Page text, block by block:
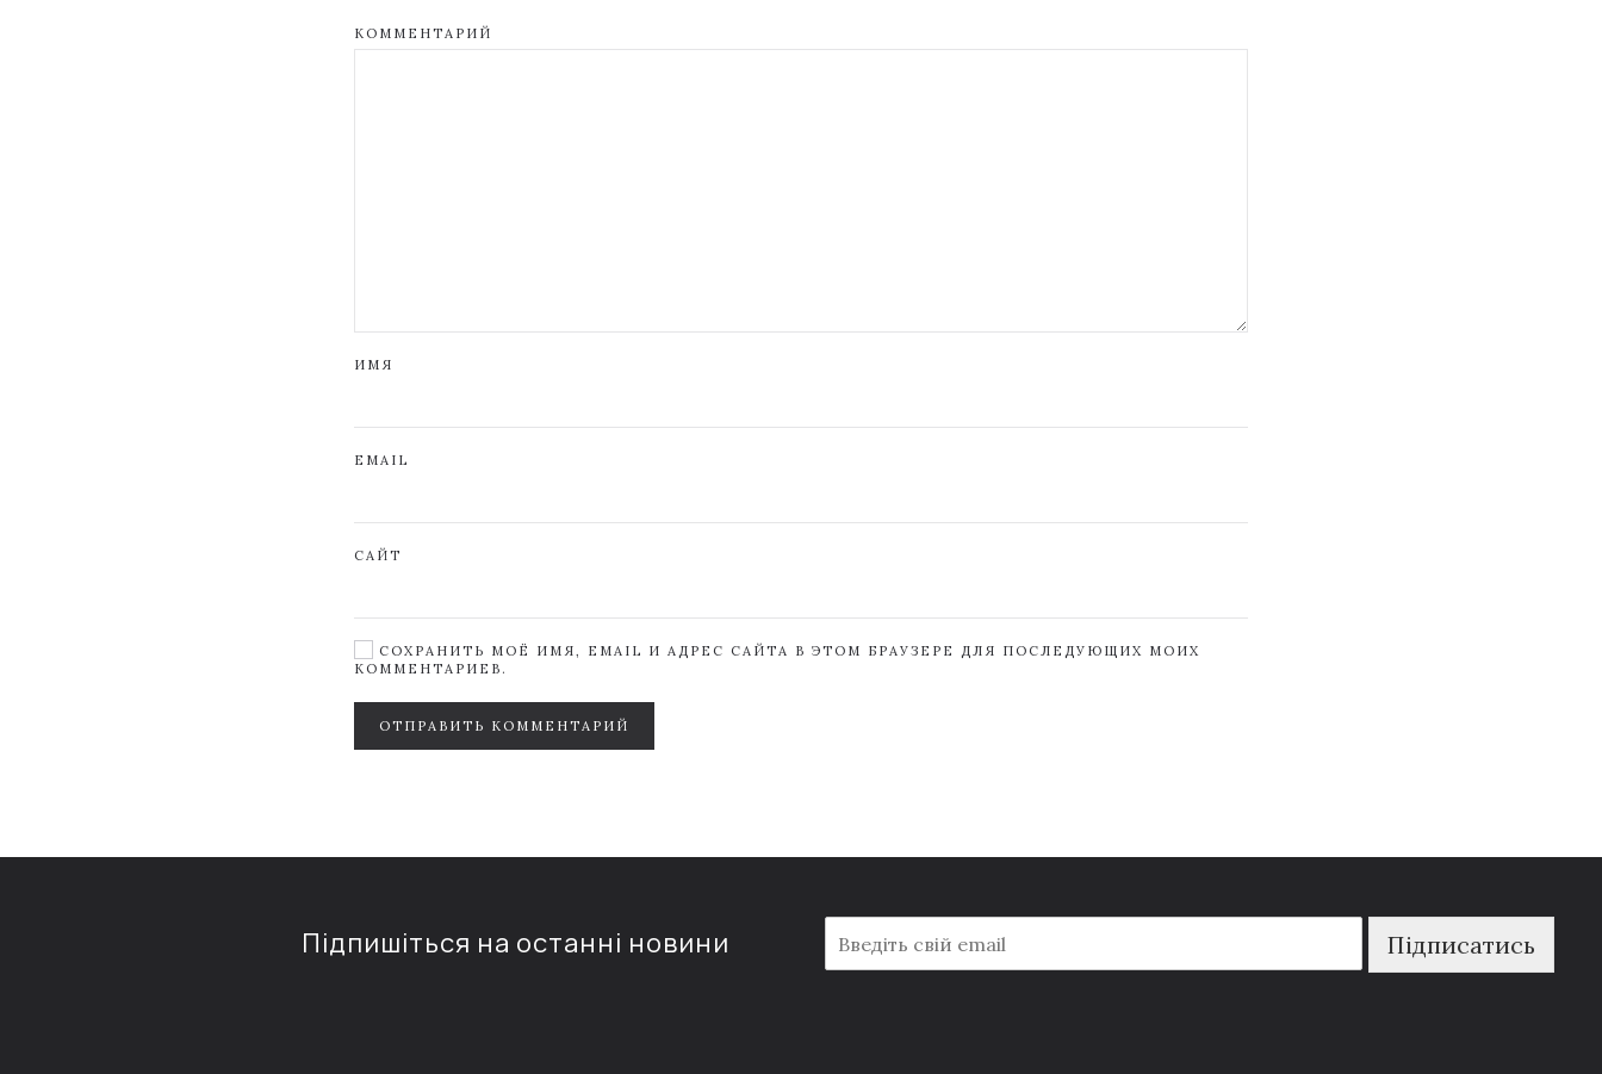
КОММЕНТАРИЙ
ИМЯ
EMAIL
САЙТ
СОХРАНИТЬ МОЁ ИМЯ, EMAIL И АДРЕС САЙТА В ЭТОМ БРАУЗЕРЕ ДЛЯ ПОСЛЕДУЮЩИХ МОИХ
КОММЕНТАРИЕВ.
ОТПРАВИТЬ КОММЕНТАРИЙ
Підпишіться на останні новини
m
a
Підписатись